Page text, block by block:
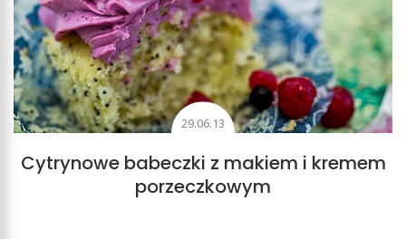
29.06.13
Cytrynowe babeczki z makiem i kremem
porzeczkowym